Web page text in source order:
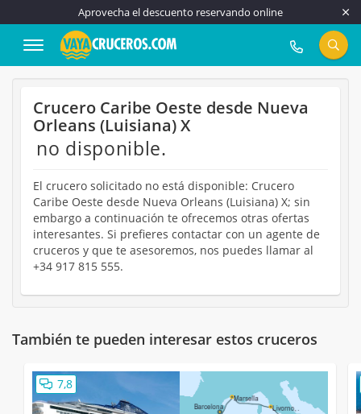
Aprovecha el descuento reservando online
917 815 555
Crucero Caribe Oeste desde Nueva
Orleans (Luisiana) X
no disponible.
El crucero solicitado no está disponible: Crucero
Caribe Oeste desde Nueva Orleans (Luisiana) X; sin
embargo a continuación te ofrecemos otras ofertas
interesantes. Si prefieres contactar con un agente de
cruceros y que te asesoremos, nos puedes llamar al
+34 917 815 555.
También te pueden interesar estos cruceros
7,8